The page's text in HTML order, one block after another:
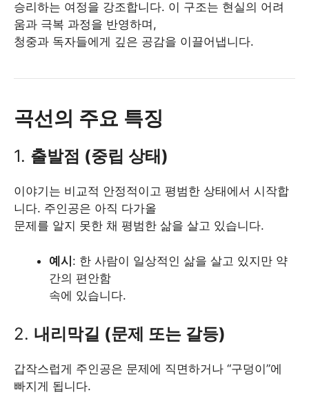
승리하는 여정을 강조합니다. 이 구조는 현실의 어려
움과 극복 과정을 반영하며,
청중과 독자들에게 깊은 공감을 이끌어냅니다.
곡선의 주요 특징
1. 출발점 (중립 상태)
이야기는 비교적 안정적이고 평범한 상태에서 시작합
니다. 주인공은 아직 다가올
문제를 알지 못한 채 평범한 삶을 살고 있습니다.
예시: 한 사람이 일상적인 삶을 살고 있지만 약
간의 편안함
속에 있습니다.
2. 내리막길 (문제 또는 갈등)
갑작스럽게 주인공은 문제에 직면하거나 “구덩이”에
빠지게 됩니다.